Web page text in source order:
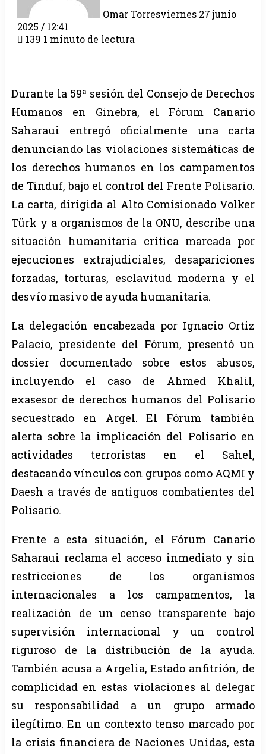
Omar Torresviernes 27 junio
2025 / 12:41
139 1 minuto de lectura
Durante la 59ª sesión del Consejo de Derechos
Humanos en Ginebra, el Fórum Canario
Saharaui entregó oficialmente una carta
denunciando las violaciones sistemáticas de
los derechos humanos en los campamentos
de Tinduf, bajo el control del Frente Polisario.
La carta, dirigida al Alto Comisionado Volker
Türk y a organismos de la ONU, describe una
situación humanitaria crítica marcada por
ejecuciones extrajudiciales, desapariciones
forzadas, torturas, esclavitud moderna y el
desvío masivo de ayuda humanitaria.
La delegación encabezada por Ignacio Ortiz
Palacio, presidente del Fórum, presentó un
dossier documentado sobre estos abusos,
incluyendo el caso de Ahmed Khalil,
exasesor de derechos humanos del Polisario
secuestrado en Argel. El Fórum también
alerta sobre la implicación del Polisario en
actividades terroristas en el Sahel,
destacando vínculos con grupos como AQMI y
Daesh a través de antiguos combatientes del
Polisario.
Frente a esta situación, el Fórum Canario
Saharaui reclama el acceso inmediato y sin
restricciones de los organismos
internacionales a los campamentos, la
realización de un censo transparente bajo
supervisión internacional y un control
riguroso de la distribución de la ayuda.
También acusa a Argelia, Estado anfitrión, de
complicidad en estas violaciones al delegar
su responsabilidad a un grupo armado
ilegítimo. En un contexto tenso marcado por
la crisis financiera de Naciones Unidas, esta